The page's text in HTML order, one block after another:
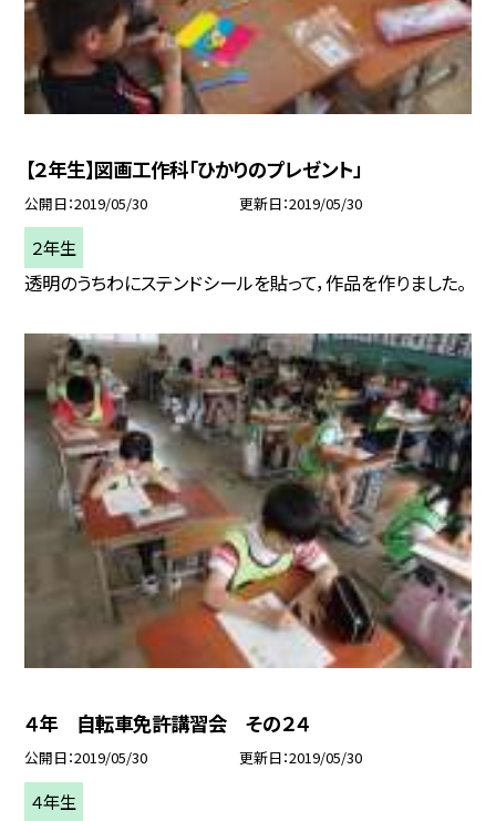
【２年生】図画工作科「ひかりのプレゼント」
公開日 2019/05/30 更新日 2019/05/30
２年生
透明のうちわにステンドシールを貼って，作品を作りました。
４年 自転車免許講習会 その２４
公開日 2019/05/30 更新日 2019/05/30
４年生